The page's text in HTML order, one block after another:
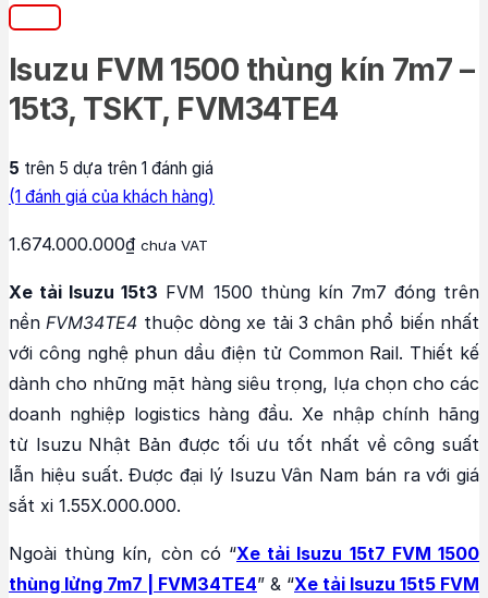
Isuzu FVM 1500 thùng kín 7m7 –
15t3, TSKT, FVM34TE4
5 trên 5 dựa trên 1 đánh giá
(1 đánh giá của khách hàng)
1.674.000.000₫ chưa VAT
Xe tải Isuzu 15t3 FVM 1500 thùng kín 7m7 đóng trên
nềnFVM34TE4 thuộc dòng xe tải 3 chân phổ biến nhất
với công nghệ phun dầu điện tử Common Rail. Thiết kế
dành cho những mặt hàng siêu trọng, lựa chọn cho các
doanh nghiệp logistics hàng đầu. Xe nhập chính hãng
từ Isuzu Nhật Bản được tối ưu tốt nhất về công suất
lẫn hiệu suất. Được đại lý Isuzu Vân Nam bán ra với giá
sắt xi 1.55X.000.000.
Ngoài thùng kín, còn có “Xe tải Isuzu 15t7 FVM 1500
thùng lửng 7m7 | FVM34TE4” & “Xe tải Isuzu 15t5 FVM